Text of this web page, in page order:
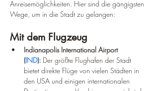
Anreisemöglichkeiten. Hier sind die gängigsten
Wege, um in die Stadt zu gelangen:
Mit dem Flugzeug
Indianapolis International Airport
(IND): Der größte Flughafen der Stadt
bietet direkte Flüge von vielen Städten in
den USA und einigen internationalen